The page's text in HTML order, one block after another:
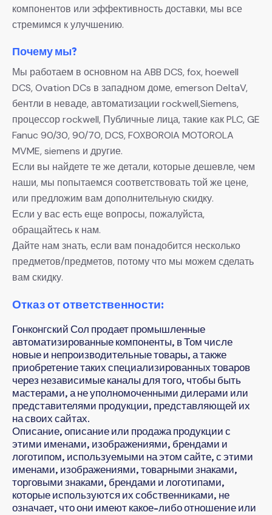
компонентов или эффективность доставки, мы все
стремимся к улучшению.
Почему мы?
Мы работаем в основном на ABB DCS, fox, hoewell
DCS, Ovation DCs в западном доме, emerson DeltaV,
бентли в неваде, автоматизации rockwell,Siemens,
процессор rockwell, Публичные лица, такие как PLC, GE
Fanuc 90/30, 90/70, DCS, FOXBOROIA MOTOROLA
MVME, siemens и другие.
Если вы найдете те же детали, которые дешевле, чем
наши, мы попытаемся соответствовать той же цене,
или предложим вам дополнительную скидку.
Если у вас есть еще вопросы, пожалуйста,
обращайтесь к нам.
Дайте нам знать, если вам понадобится несколько
предметов/предметов, потому что мы можем сделать
вам скидку.
Отказ от ответственности:
Гонконгский Сол продает промышленные
автоматизированные компоненты, в Том числе
новые и непроизводительные товары, а также
приобретение таких специализированных товаров
через независимые каналы для того, чтобы быть
мастерами, а не уполномоченными дилерами или
представителями продукции, представляющей их
на своих сайтах.
Описание, описание или продажа продукции с
этими именами, изображениями, брендами и
логотипом, используемыми на этом сайте, с этими
именами, изображениями, товарными знаками,
торговыми знаками, брендами и логотипами,
которые используются их собственниками, не
означает, что они имеют какое-либо отношение или